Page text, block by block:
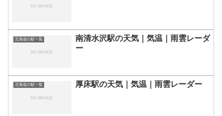
北海道の駅一覧
南清水沢駅の天気｜気温｜雨雲レーダ
ー
北海道の駅一覧 厚床駅の天気｜気温｜雨雲レーダー